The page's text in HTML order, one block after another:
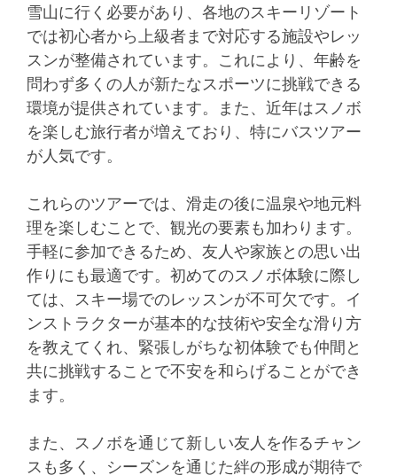
雪山に行く必要があり、各地のスキーリゾート
では初心者から上級者まで対応する施設やレッ
スンが整備されています。これにより、年齢を
問わず多くの人が新たなスポーツに挑戦できる
環境が提供されています。また、近年はスノボ
を楽しむ旅行者が増えており、特にバスツアー
が人気です。
これらのツアーでは、滑走の後に温泉や地元料
理を楽しむことで、観光の要素も加わります。
手軽に参加できるため、友人や家族との思い出
作りにも最適です。初めてのスノボ体験に際し
ては、スキー場でのレッスンが不可欠です。イ
ンストラクターが基本的な技術や安全な滑り方
を教えてくれ、緊張しがちな初体験でも仲間と
共に挑戦することで不安を和らげることができ
ます。
また、スノボを通じて新しい友人を作るチャン
スも多く、シーズンを通じた絆の形成が期待で